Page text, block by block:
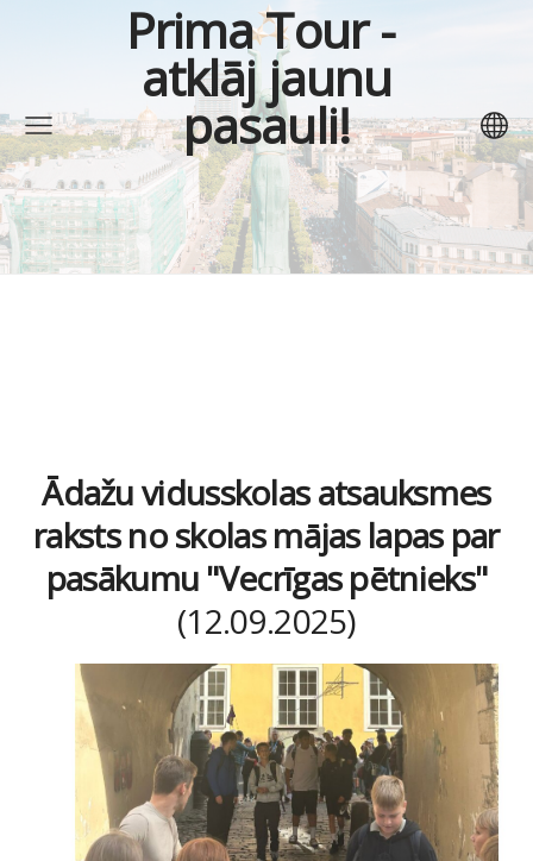
Prima Tour-
atklāj jaunu
pasauli!
Ādažu vidusskolas atsauksmes
raksts no skolas mājas lapas par
pasākumu "Vecrīgas pētnieks"
(12.09.2025)